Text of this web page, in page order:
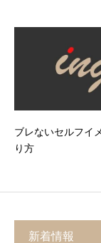
ブレないセルフイ
り方
新着情報